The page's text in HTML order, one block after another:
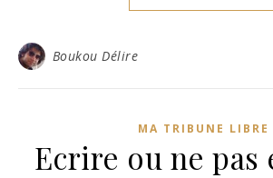
Boukou Délire
MA TRIBUNE LIBRE
Ecrire ou ne pas